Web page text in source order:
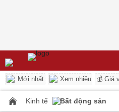
Mới nhất Xem nhiều 💰 Giá
Kinh tế Bất động sản